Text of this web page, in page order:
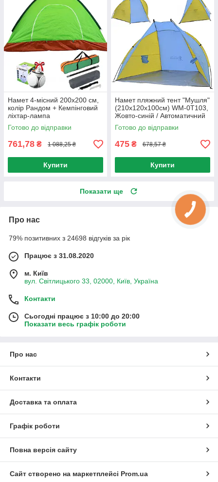
Намет 4-місний 200х200 см,
колір Рандом + Кемпінговий
ліхтар-лампа
Готово до відправки
761,78 ₴ 1 088,25 ₴
Купити
Намет пляжний тент "Мушля"
(210х120х100см) WM-0T103,
Жовто-синій / Автоматичний
двомісний намет
Готово до відправки
475 ₴ 678,57 ₴
Купити
Показати ще
Про нас
79% позитивних з 24698 відгуків за рік
Працює з 31.08.2020
м. Київ
вул. Світлицького 33, 02000, Київ, Україна
Контакти
Сьогодні працює з 10:00 до 20:00
Показати весь графік роботи
Про нас
Контакти
Доставка та оплата
Графік роботи
Повна версія сайту
Сайт створено на маркетплейсі Prom.ua